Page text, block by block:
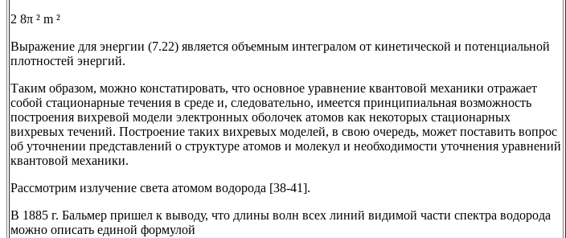
2 8π ² m ²
Выражение для энергии (7.22) является объемным интегралом от кинетической и потенциальной
плотностей энергий.
Таким образом, можно констатировать, что основное уравнение квантовой механики отражает
собой стационарные течения в среде и, следовательно, имеется принципиальная возможность
построения вихревой модели электронных оболочек атомов как некоторых стационарных
вихревых течений. Построение таких вихревых моделей, в свою очередь, может поставить вопрос
об уточнении представлений о структуре атомов и молекул и необходимости уточнения уравнений
квантовой механики.
Рассмотрим излучение света атомом водорода [38-41].
В 1885 г. Бальмер пришел к выводу, что длины волн всех линий видимой части спектра водорода
можно описать единой формулой